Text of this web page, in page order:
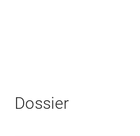
Dossier